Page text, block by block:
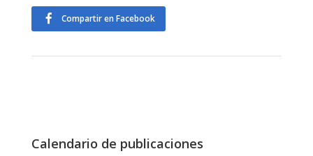
Compartir en Facebook
Calendario de publicaciones